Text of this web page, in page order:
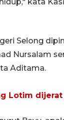
Selong
Nursalam
Aditama.
Lotim